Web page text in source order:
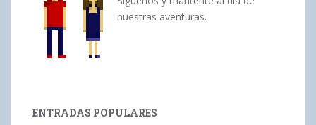
nuestras aventuras.
ENTRADAS POPULARES